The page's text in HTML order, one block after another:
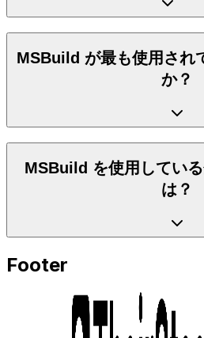
MSBuild が最も使用され
か？
MSBuild を使用してい
は？
Footer